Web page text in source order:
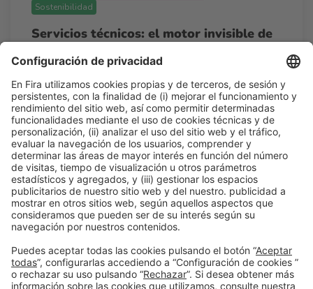
Sostenibilidad
Servicios técnicos: el motor invisible de
la industria alimentaria.
Mié 25
10:00h - 10:45h
Conference Room by Acciona - The Alimentaria Hub
Acceso libre
Leer más